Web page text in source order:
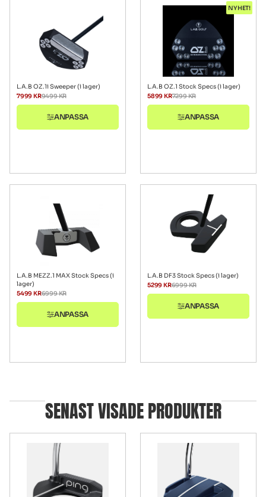
L.A.B OZ.1i Sweeper (i lager)
9499KR
7999 KR
ANPASSA
NYHET!
L.A.B OZ.1 Stock Specs (i lager)
7299KR
5899 KR
ANPASSA
L.A.B MEZZ.1 MAX Stock Specs (i
lager)
6999KR
5499 KR
ANPASSA
L.A.B DF3 Stock Specs (i lager)
6999KR
5299 KR
ANPASSA
SENAST VISADE PRODUKTER